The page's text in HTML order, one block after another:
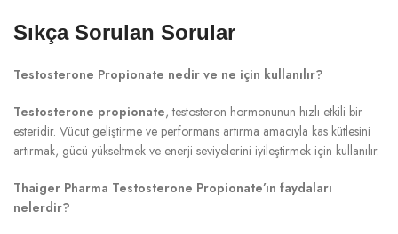
Sıkça Sorulan Sorular
Testosterone Propionate nedir ve ne için kullanılır?
Testosterone propionate, testosteron hormonunun hızlı etkili bir
esteridir. Vücut geliştirme ve performans artırma amacıyla kas kütlesini
artırmak, gücü yükseltmek ve enerji seviyelerini iyileştirmek için kullanılır.
Thaiger Pharma Testosterone Propionate’ın faydaları
nelerdir?